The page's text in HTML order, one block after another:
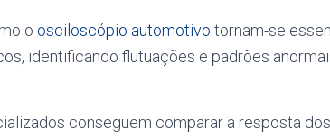
o osciloscópio automotivo tornam-se
identificando flutuações e padrões
conseguem comparar a resposta